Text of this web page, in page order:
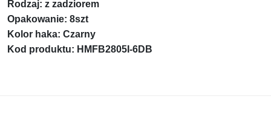
Rodzaj: z zadziorem
Opakowanie: 8szt
Kolor haka: Czarny
Kod produktu: HMFB2805I-6DB